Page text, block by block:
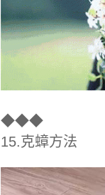
◆◆◆
15.克蟑方法